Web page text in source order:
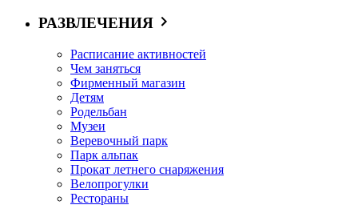
РАЗВЛЕЧЕНИЯ
Расписание активностей
Чем заняться
Фирменный магазин
Детям
Родельбан
Музеи
Веревочный парк
Парк альпак
Прокат летнего снаряжения
Велопрогулки
Рестораны